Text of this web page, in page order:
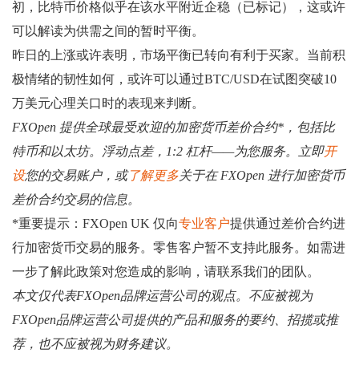
初，比特币价格似乎在该水平附近企稳（已标记），这或许
可以解读为供需之间的暂时平衡。
昨日的上涨或许表明，市场平衡已转向有利于买家。当前积
极情绪的韧性如何，或许可以通过BTC/USD在试图突破10
万美元心理关口时的表现来判断。
FXOpen 提供全球最受欢迎的加密货币差价合约*，包括比
特币和以太坊。浮动点差，1:2 杠杆——为您服务。立即开
设您的交易账户，或了解更多关于在 FXOpen 进行加密货币
差价合约交易的信息。
*重要提示：FXOpen UK 仅向专业客户提供通过差价合约进
行加密货币交易的服务。零售客户暂不支持此服务。如需进
一步了解此政策对您造成的影响，请联系我们的团队。
本文仅代表FXOpen品牌运营公司的观点。不应被视为
FXOpen品牌运营公司提供的产品和服务的要约、招揽或推
荐，也不应被视为财务建议。